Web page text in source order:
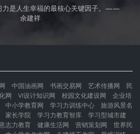
力是人生幸福的最核心关键因子。——
余建祥
中国油画网 书画交易网 艺术传播网
民
网 VI设计知识网 校园文化建设网
企业培
中小学教育网 学习力训练中心
旅游风景名
家长学院 学习力教育智库
学习型城市建
志力教育 健康生活网 营销策划网
世界民